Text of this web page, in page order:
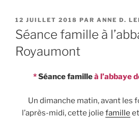
PUBLIÉ
LE
12 JUILLET 2018 PAR ANNE D.
Séance famille à
Royaumont
*Séance familleà l’abbaye
Un dimanche matin, avant les
l’après-midi, cette jolie famille